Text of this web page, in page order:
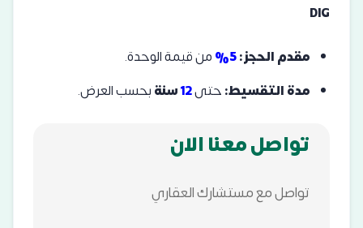
DIG
مقدم الحجز:5%
من قيمة الوحدة.
مدة التقسيط:حتى12سنةبحسب العرض.
تواصل معنا الان
تواصل مع مستشارك العقاري